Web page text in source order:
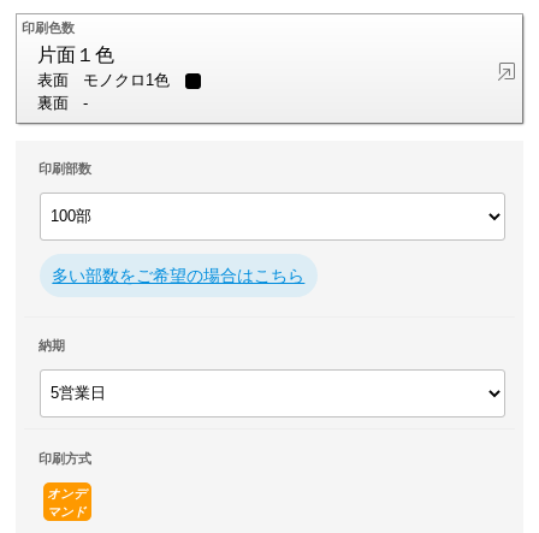
印刷色数
片面１色
表面
モノクロ1色
裏面
-
印刷部数
多い部数をご希望の場合はこちら
納期
印刷方式
オンデ
マンド